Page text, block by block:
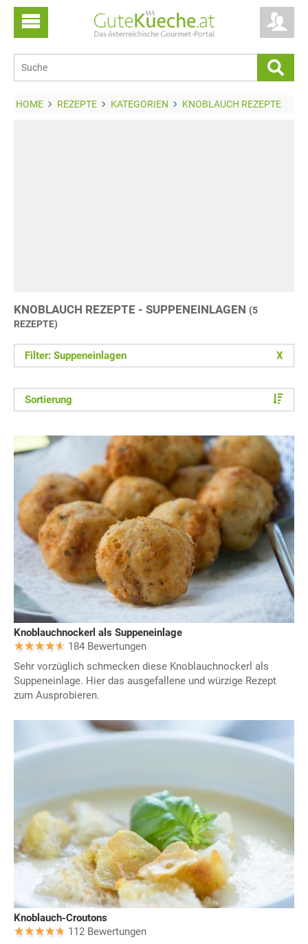
HOME REZEPTE KATEGORIEN KNOBLAUCH REZEPTE
KNOBLAUCH REZEPTE - SUPPENEINLAGEN (5
REZEPTE)
Filter: Suppeneinlagen X
Sortierung
Knoblauchnockerl als Suppeneinlage
184 Bewertungen
Sehr vorzüglich schmecken diese Knoblauchnockerl als
Suppeneinlage. Hier das ausgefallene und würzige Rezept
zum Ausprobieren.
Knoblauch-Croutons
112 Bewertungen